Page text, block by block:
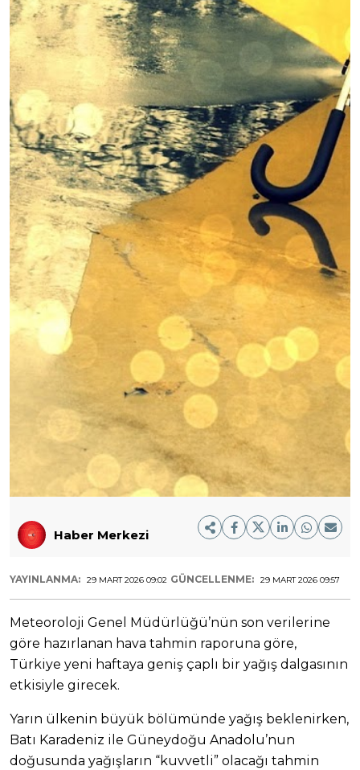
Haber Merkezi
YAYINLANMA: 29 MART 2026 09:02 GÜNCELLENME: 29 MART 2026 09:57
Meteoroloji Genel Müdürlüğü’nün son verilerine
göre hazırlanan hava tahmin raporuna göre,
Türkiye yeni haftaya geniş çaplı bir yağış dalgasının
etkisiyle girecek.
Yarın ülkenin büyük bölümünde yağış beklenirken,
Batı Karadeniz ile Güneydoğu Anadolu’nun
doğusunda yağışların “kuvvetli” olacağı tahmin